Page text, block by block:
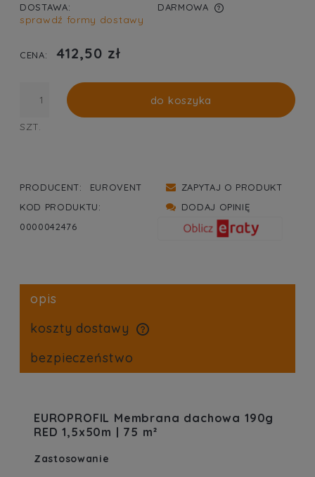
DOSTAWA:
DARMOWA
CENA NIE ZAWIERA EWENTUALNYCH KOSZTÓW
sprawdź formy dostawy
CENA: 412,50 zł
SZT.
do koszyka
PRODUCENT:
EUROVENT
KOD PRODUKTU:
0000042476
ZAPYTAJ O PRODUKT
DODAJ OPINIĘ
opis
koszty dostawy
bezpieczeństwo
EUROPROFIL Membrana dachowa 190g
RED 1,5x50m | 75 m²
Zastosowanie